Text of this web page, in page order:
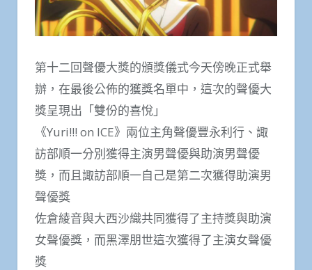
第十二回聲優大獎的頒獎儀式今天傍晚正式舉
辦，在最後公佈的獲獎名單中，這次的聲優大
獎呈現出「雙份的喜悅」
《Yuri!!! on ICE》兩位主角聲優豐永利行、諏
訪部順一分別獲得主演男聲優與助演男聲優
獎，而且諏訪部順一自己是第二次獲得助演男
聲優獎
佐倉綾音與大西沙織共同獲得了主持獎與助演
女聲優獎，而黑澤朋世這次獲得了主演女聲優
獎